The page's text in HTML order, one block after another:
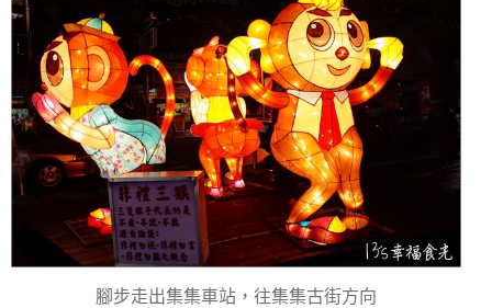
腳步走出集集車站，往集集古街方向